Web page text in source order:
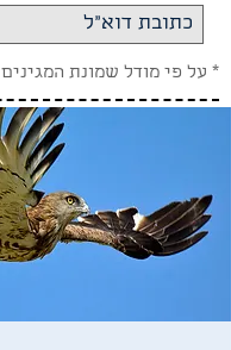
* על פי מודל שמונת המגינים